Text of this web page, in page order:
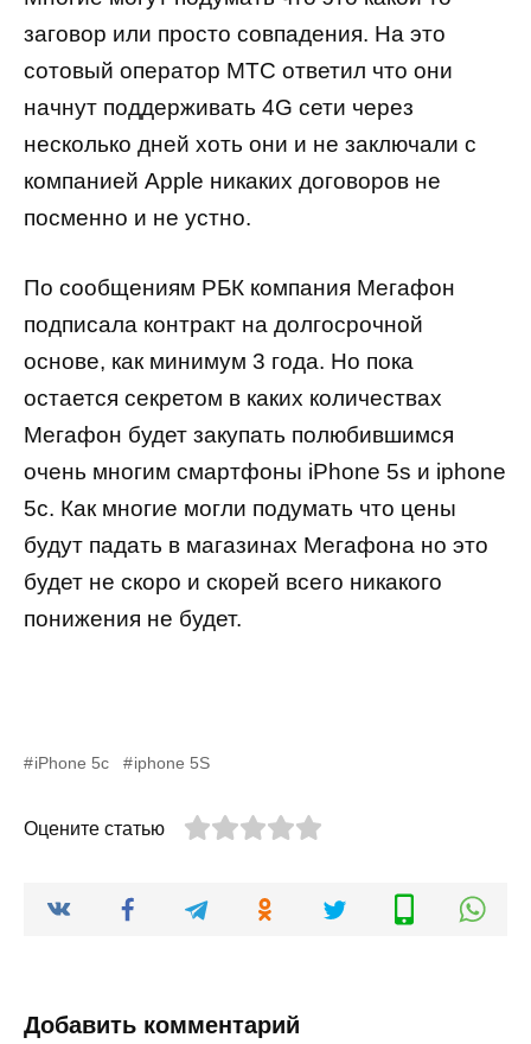
заговор или просто совпадения. На это
сотовый оператор MTC ответил что они
начнут поддерживать 4G сети через
несколько дней хоть они и не заключали с
компанией Apple никаких договоров не
посменно и не устно.
По сообщениям РБК компания Мегафон
подписала контракт на долгосрочной
основе, как минимум 3 года. Но пока
остается секретом в каких количествах
Мегафон будет закупать полюбившимся
очень многим смартфоны iPhone 5s и iphone
5c. Как многие могли подумать что цены
будут падать в магазинах Мегафона но это
будет не скоро и скорей всего никакого
понижения не будет.
iPhone 5c iphone 5S
Оцените статью
Добавить комментарий